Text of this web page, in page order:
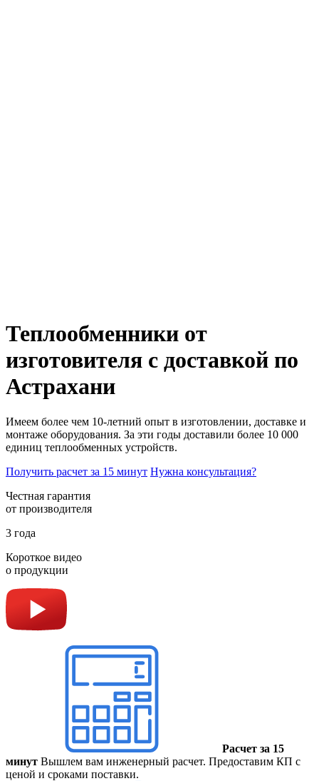
Теплообменники от
изготовителя с доставкой по
Астрахани
Имеем более чем 10-летний опыт в изготовлении, доставке и
монтаже оборудования. За эти годы доставили более 10 000
единиц теплообменных устройств.
Получить расчет за 15 минут Нужна консультация?
Честная гарантия
от производителя
3 года
Короткое видео
о продукции
Расчет за 15
минут Вышлем вам инженерный расчет. Предоставим КП с
ценой и сроками поставки.